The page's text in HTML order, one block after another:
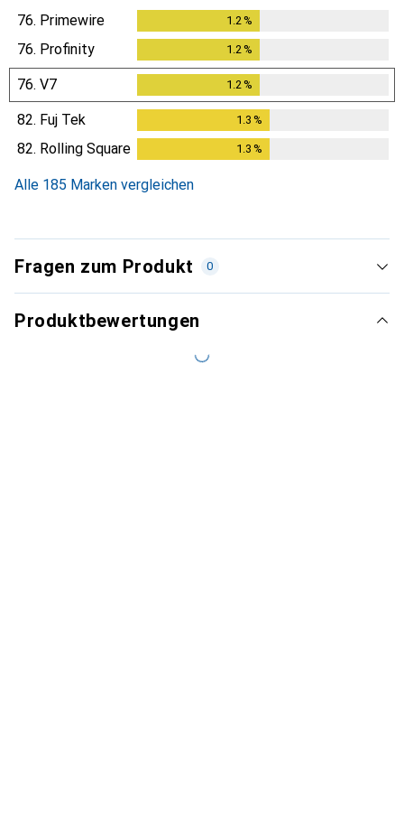
76. Primewire 1.2%
76. Profinity 1.2%
76. V7 1.2%
82. Fuj Tek 1.3 %
82. Rolling Square 1.3 %
Alle 185 Marken vergleichen
Fragen zum Produkt 0
Produktbewertungen